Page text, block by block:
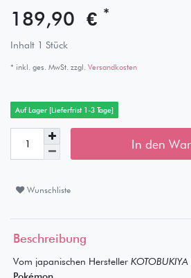
189,90 € *
Inhalt 1 Stück
* inkl. ges. MwSt. zzgl. Versandkosten
Auf Lager [Lieferfrist 1-3 Tage]
In den
Wunschliste
Beschreibung
Vom japanischen Hersteller KOTOBUKIYA
Pokémon.